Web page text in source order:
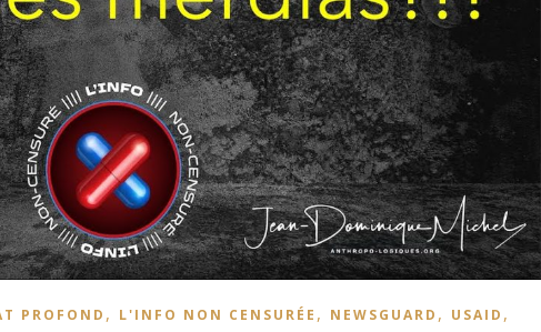
PROFOND , L'INFO NON CENSURÉE , NEWSGUARD , USAID ,